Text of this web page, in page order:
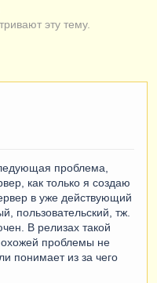
эту тему.
проблема,
как только я создаю
в уже действующий
пользовательский, тж.
В релизах такой
проблемы не
понимает из за чего